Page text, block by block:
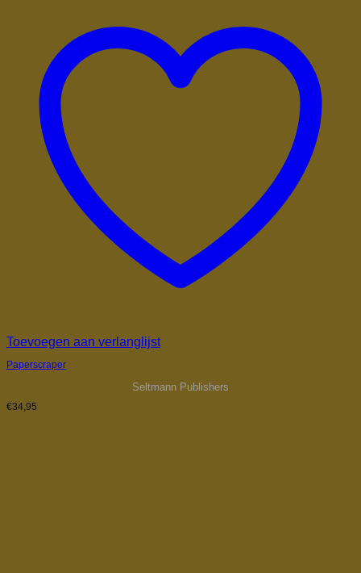
Toevoegen aan verlanglijst
Paperscraper
Seltmann Publishers
€34,95